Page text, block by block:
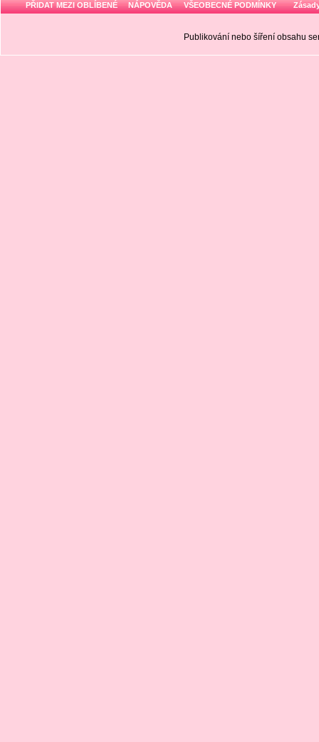
PŘIDAT MEZI OBLÍBENÉ NÁPOVĚDA VŠEOBECNÉ PODMÍNKY
Publikování nebo šíření obsahu